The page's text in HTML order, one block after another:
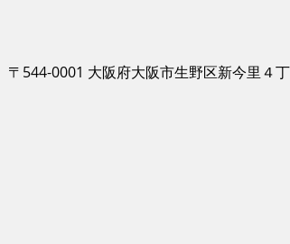
544-0001 大阪府大阪市生野区新今里４